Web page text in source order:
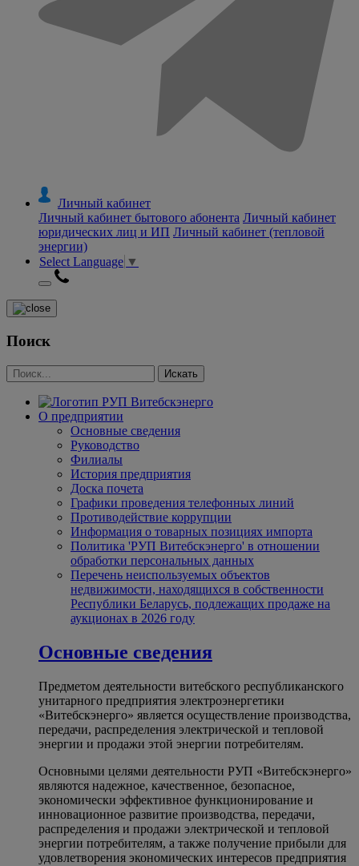
Личный кабинет
Личный кабинет бытового абонента Личный кабинет
юридических лиц и ИП Личный кабинет (тепловой
энергии)
Select Language ▼
Поиск
О предприятии
Основные сведения
Руководство
Филиалы
История предприятия
Доска почета
Графики проведения телефонных линий
Противодействие коррупции
Информация о товарных позициях импорта
Политика 'РУП Витебскэнерго' в отношении
обработки персональных данных
Перечень неиспользуемых объектов
недвижимости, находящихся в собственности
Республики Беларусь, подлежащих продаже на
аукционах в 2026 году
Основные сведения
Предметом деятельности витебского республиканского
унитарного предприятия электроэнергетики
«Витебскэнерго» является осуществление производства,
передачи, распределения электрической и тепловой
энергии и продажи этой энергии потребителям.
Основными целями деятельности РУП «Витебскэнерго»
являются надежное, качественное, безопасное,
экономически эффективное функционирование и
инновационное развитие производства, передачи,
распределения и продажи электрической и тепловой
энергии потребителям, а также получение прибыли для
удовлетворения экономических интересов предприятия